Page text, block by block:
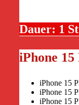
Dauer: 1
iPhone 15
iPhone 15
iPhone 15
iPhone 15